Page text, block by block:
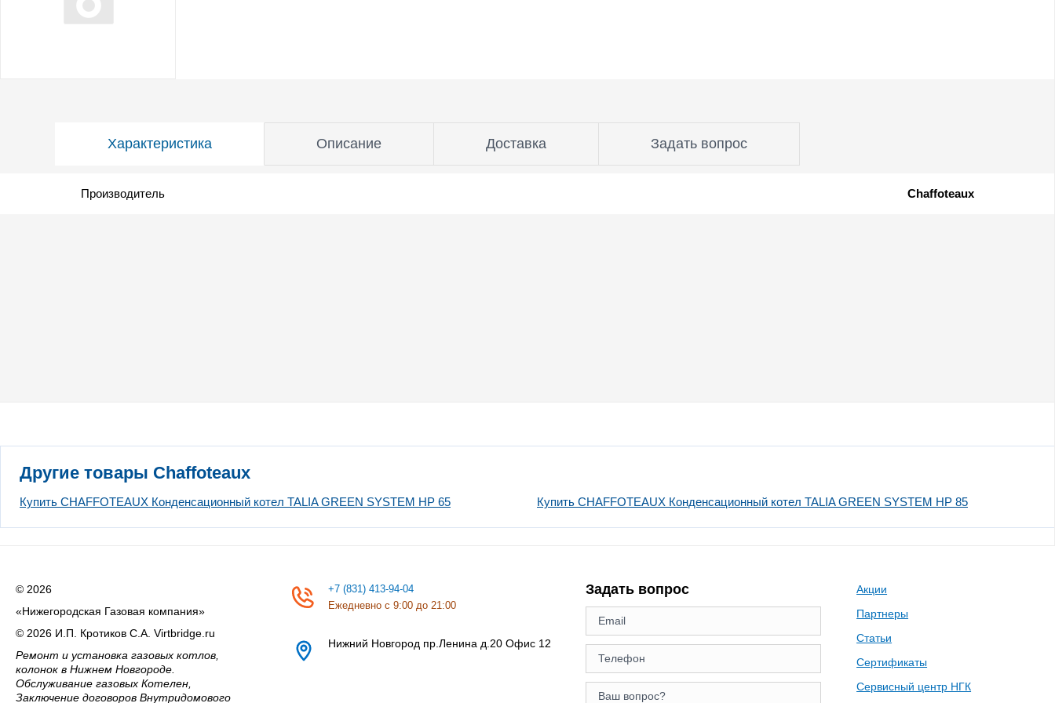
Характеристика Описание Доставка Задать вопрос
Производитель Chaffoteaux
Другие товары Chaffoteaux
Купить CHAFFOTEAUX Конденсационный котел TALIA GREEN SYSTEM HP 65 Купить CHAFFOTEAUX Конденсационный котел TALIA GREEN SYSTEM HP 85
© 2026
«Нижегородская Газовая компания»
© 2026 И.П. Кротиков С.А. Virtbridge.ru
Ремонт и установка газовых котлов,
колонок в Нижнем Новгороде.
Обслуживание газовых Котелен,
Заключение договоров Внутридомового
+7 (831) 413-94-04
Ежедневно с 9:00 до 21:00
Нижний Новгород пр.Ленина д.20 Офис 12
Задать вопрос
Акции
Партнеры
Статьи
Сертификаты
Сервисный центр НГК